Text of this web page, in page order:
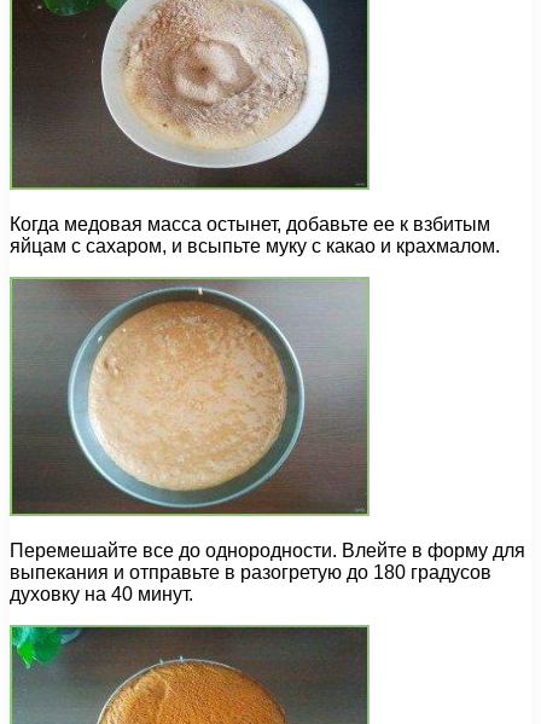
Когда медовая масса остынет, добавьте ее к взбитым
яйцам с сахаром, и всыпьте муку с какао и крахмалом.
Перемешайте все до однородности. Влейте в форму для
выпекания и отправьте в разогретую до 180 градусов
духовку на 40 минут.